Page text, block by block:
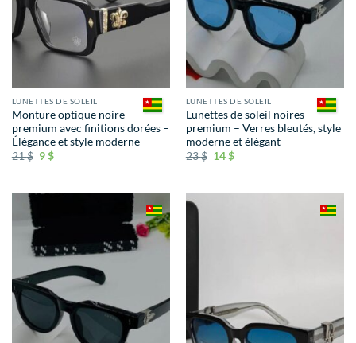
LUNETTES DE SOLEIL
Monture optique noire
premium avec finitions dorées –
Élégance et style moderne
21$ 9$
LUNETTES DE SOLEIL
Lunettes de soleil noires
premium – Verres bleutés, style
moderne et élégant
23$ 14$